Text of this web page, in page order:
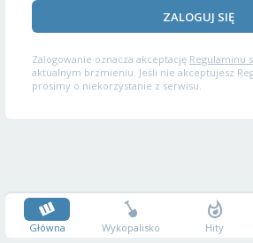
ZALOGUJ SIĘ
Zalogowanie oznacza akceptację Regulaminu
aktualnym brzmieniu. Jeśli nie akceptujesz
prosimy o niekorzystanie z serwisu.
Główna Wykopalisko Hity